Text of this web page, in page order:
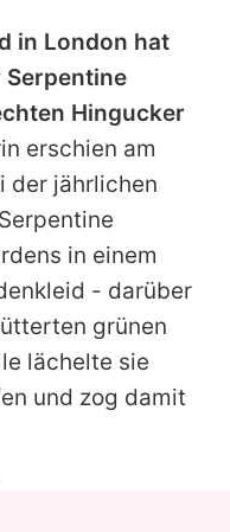
in London hat
Hingucker
erschien am
der jährlichen
in einem
- darüber
grünen
lächelte sie
und zog damit